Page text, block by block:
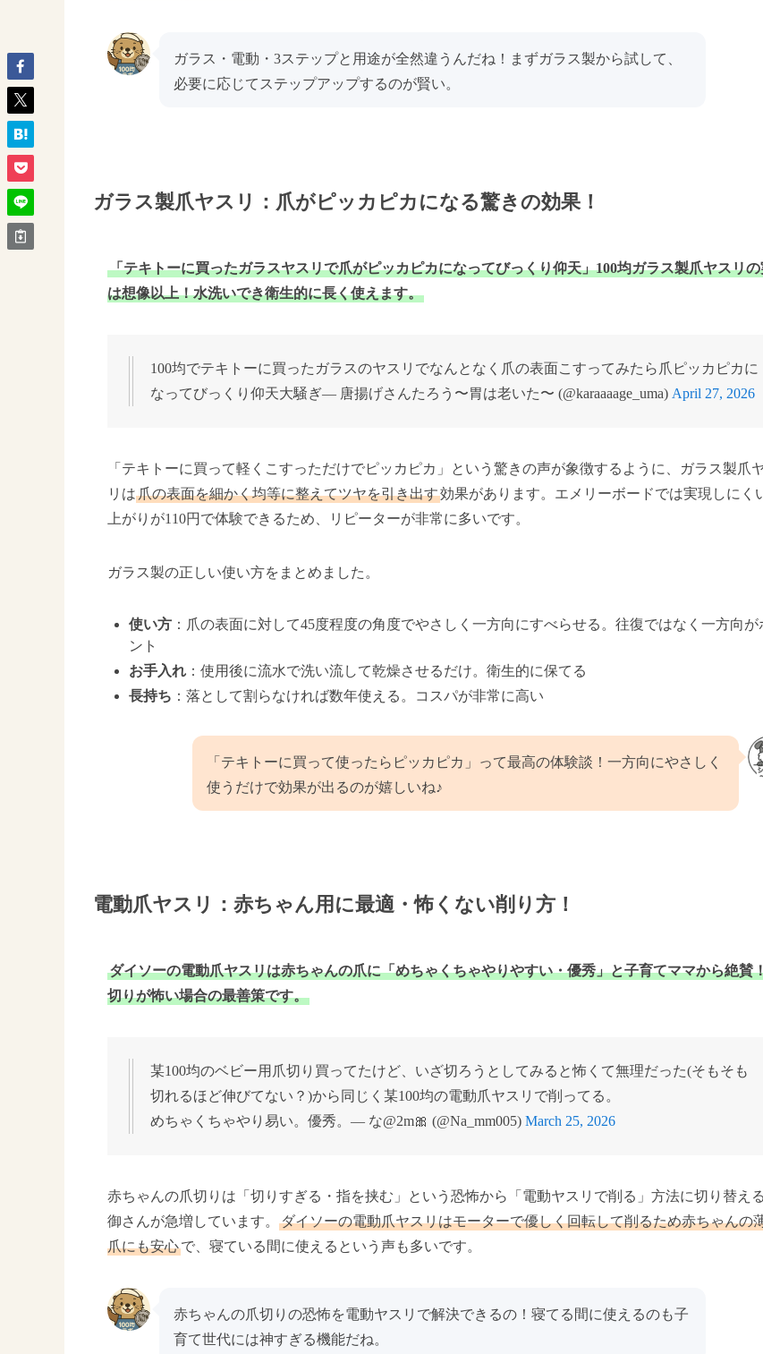
ガラス・電動・3ステップと用途が全然違うんだね！まずガラス製から試して、
必要に応じてステップアップするのが賢い。
ガラス製爪ヤスリ：爪がピッカピカになる驚きの効果！
「テキトーに買ったガラスヤスリで爪がピッカピカになってびっくり仰天」100均ガラス製爪ヤスリ
は想像以上！水洗いでき衛生的に長く使えます。
100均でテキトーに買ったガラスのヤスリでなんとなく爪の表面こすってみたら爪ピッカピカに
なってびっくり仰天大騒ぎ— 唐揚げさんたろう〜胃は老いた〜 (@karaaaage_uma) April 27, 2026
「テキトーに買って軽くこすっただけでピッカピカ」という驚きの声が象徴するように、ガラス製爪
リは爪の表面を細かく均等に整えてツヤを引き出す効果があります。エメリーボードでは実現しにく
上がりが110円で体験できるため、リピーターが非常に多いです。
ガラス製の正しい使い方をまとめました。
使い方 ：爪の表面に対して45度程度の角度でやさしく一方向にすべらせる。往復ではなく一方向が
ント
お手入れ ：使用後に流水で洗い流して乾燥させるだけ。衛生的に保てる
長持ち ：落として割らなければ数年使える。コスパが非常に高い
「テキトーに買って使ったらピッカピカ」って最高の体験談！一方向にやさしく
使うだけで効果が出るのが嬉しいね♪
電動爪ヤスリ：赤ちゃん用に最適・怖くない削り方！
ダイソーの電動爪ヤスリは赤ちゃんの爪に「めちゃくちゃやりやすい・優秀」と子育てママから絶賛
切りが怖い場合の最善策です。
某100均のベビー用爪切り買ってたけど、いざ切ろうとしてみると怖くて無理だった(そもそも
切れるほど伸びてない？)から同じく某100均の電動爪ヤスリで削ってる。
めちゃくちゃやり易い。優秀。— な@2m🎀 (@Na_mm005) March 25, 2026
赤ちゃんの爪切りは「切りすぎる・指を挟む」という恐怖から「電動ヤスリで削る」方法に切り替え
御さんが急増しています。
ダイソーの電動爪ヤスリはモーターで優しく回転して削るため赤ちゃんの
爪にも安心で、寝ている間に使えるという声も多いです。
赤ちゃんの爪切りの恐怖を電動ヤスリで解決できるの！寝てる間に使えるのも子
育て世代には神すぎる機能だね。